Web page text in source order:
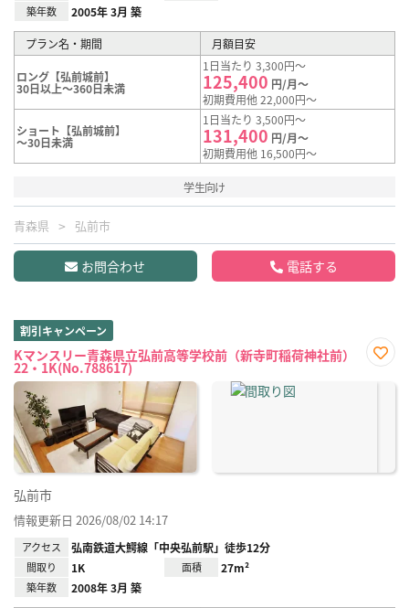
築年数 2005年 3月 築
プラン名・期間 月額目安
ロング【弘前城前】
30日以上～360日未満
1日当たり 3,300円～
125,400 円/月～
初期費用他 22,000円～
ショート【弘前城前】
～30日未満
1日当たり 3,500円～
131,400 円/月～
初期費用他 16,500円～
学生向け
青森県 弘前市
お問合わせ 電話する
割引キャンペーン
Kマンスリー青森県立弘前高等学校前（新寺町稲荷神社前）
22・1K(No.788617)
に入
弘前市
情報更新日 2026/08/02 14:17
アクセス 弘南鉄道大鰐線「中央弘前駅」徒歩12分
間取り 1K 面積 27m²
築年数 2008年 3月 築